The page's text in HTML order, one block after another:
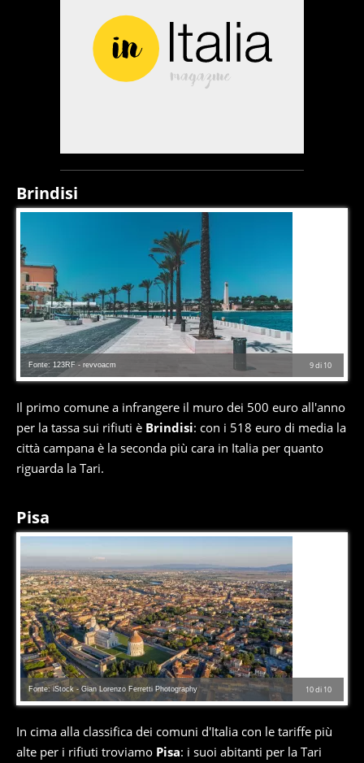
Brindisi
9di 10
Fonte: 123RF - revvoacm
Il primo comune a infrangere il muro dei 500 euro all'anno
per la tassa sui rifiuti è Brindisi: con i 518 euro di media la
città campana è la seconda più cara in Italia per quanto
riguarda la Tari.
Pisa
10di 10
Fonte: iStock - Gian Lorenzo Ferretti Photography
In cima alla classifica dei comuni d'Italia con le tariffe più
alte per i rifiuti troviamo Pisa: i suoi abitanti per la Tari